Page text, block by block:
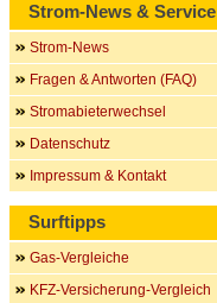
Strom-News & Service
Strom-News
Fragen & Antworten (FAQ)
Stromabieterwechsel
Datenschutz
Impressum & Kontakt
Surftipps
Gas-Vergleiche
KFZ-Versicherung-Vergleich